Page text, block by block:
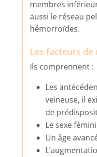
membres
aussi le réseau
hémorroïdes.
Les facteurs de
Ils comprennent :
Les
veineuse, il
de
Le sexe
Un âge